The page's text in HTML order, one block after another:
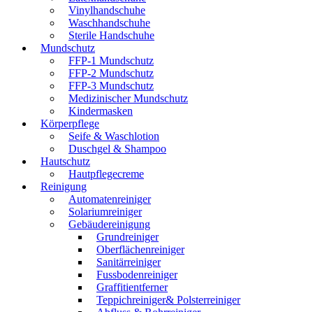
Vinylhandschuhe
Waschhandschuhe
Sterile Handschuhe
Mundschutz
FFP-1 Mundschutz
FFP-2 Mundschutz
FFP-3 Mundschutz
Medizinischer Mundschutz
Kindermasken
Körperpflege
Seife & Waschlotion
Duschgel & Shampoo
Hautschutz
Hautpflegecreme
Reinigung
Automatenreiniger
Solariumreiniger
Gebäudereinigung
Grundreiniger
Oberflächenreiniger
Sanitärreiniger
Fussbodenreiniger
Graffitientferner
Teppichreiniger& Polsterreiniger